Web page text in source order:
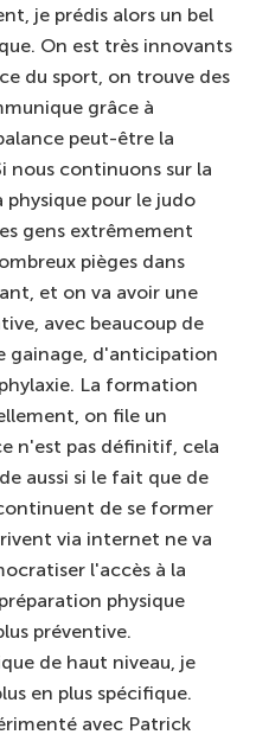
je prédis alors un bel
On est très innovants
du sport, on trouve des
grâce à
peut-être la
nous continuons sur la
pour le judo
gens extrêmement
pièges dans
et on va avoir une
avec beaucoup de
gainage, d'anticipation
La formation
on file un
n'est pas définitif, cela
aussi si le fait que de
de se former
via internet ne va
l'accès à la
physique
préventive.
de haut niveau, je
en plus spécifique.
avec Patrick